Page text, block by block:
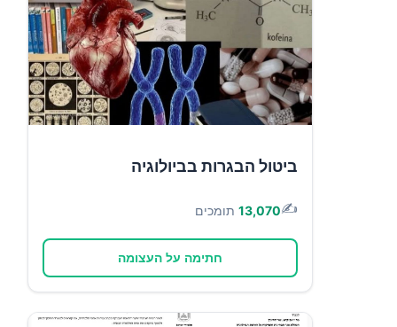
ביטול הבגרות בביולוגיה
✍️
13,070 תומכים
חתימה על העצומה